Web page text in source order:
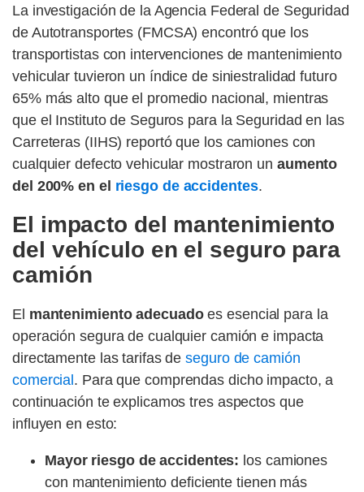
La investigación de la Agencia Federal de Seguridad
de Autotransportes (FMCSA) encontró que los
transportistas con intervenciones de mantenimiento
vehicular tuvieron un índice de siniestralidad futuro
65% más alto que el promedio nacional, mientras
que el Instituto de Seguros para la Seguridad en las
Carreteras (IIHS) reportó que los camiones con
cualquier defecto vehicular mostraron un aumento
del 200% en el riesgo de accidentes.
El impacto del mantenimiento
del vehículo en el seguro para
camión
El mantenimiento adecuadoes esencial para la
operación segura de cualquier camión e impacta
directamente las tarifas deseguro de camión
comercial . Para que comprendas dicho impacto, a
continuación te explicamos tres aspectos que
influyen en esto:
Mayor riesgo de accidentes: los camiones
con mantenimiento deficiente tienen más